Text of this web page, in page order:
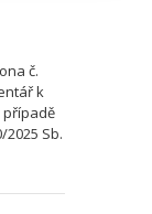
č.
k
případě
Sb.